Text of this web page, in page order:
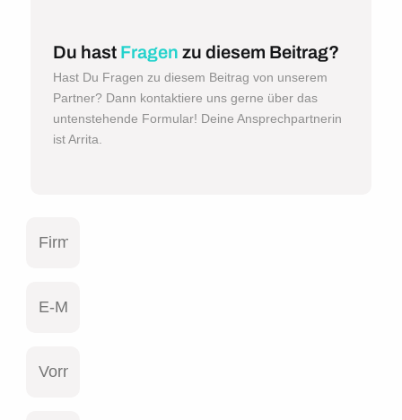
Du hast Fragen zu diesem Beitrag?
Hast Du Fragen zu diesem Beitrag von unserem
Partner? Dann kontaktiere uns gerne über das
untenstehende Formular! Deine Ansprechpartnerin
ist Arrita.